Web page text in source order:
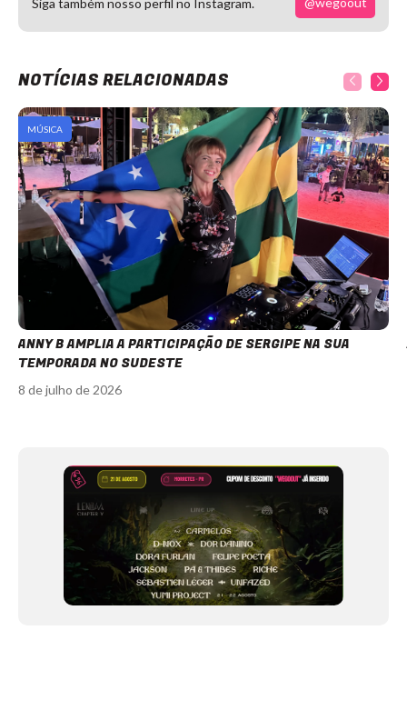
NOTÍCIAS RELACIONADAS
MÚSICA
ANNY B AMPLIA A PARTICIPAÇÃO DE SERGIPE NA SUA
TEMPORADA NO SUDESTE
8 de julho de 2026